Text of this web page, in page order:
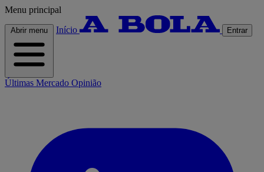
Menu principal
Abrir menu Início Entrar
Últimas Mercado Opinião